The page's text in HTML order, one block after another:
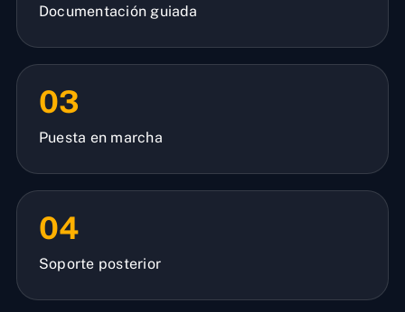
Documentación guiada
03
Puesta en marcha
04
Soporte posterior